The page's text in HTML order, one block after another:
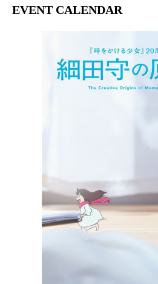
EVENT CALENDAR